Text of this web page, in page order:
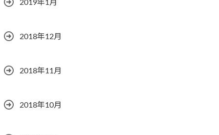
2019年1月
2018年12月
2018年11月
2018年10月